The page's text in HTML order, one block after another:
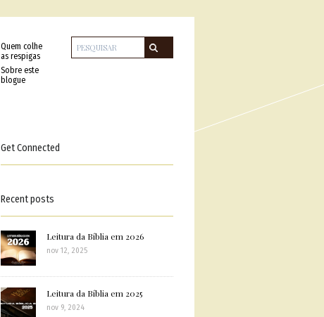
Quem colhe
as respigas
Sobre este
blogue
Get Connected
Recent posts
Leitura da Bíblia em 2026
nov 12, 2025
Leitura da Bíblia em 2025
nov 9, 2024